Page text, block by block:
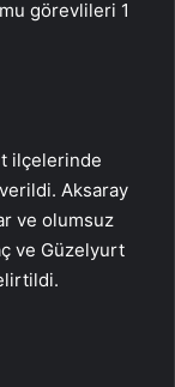
görevlileri 1
ilçelerinde
Aksaray
ve olumsuz
ve Güzelyurt